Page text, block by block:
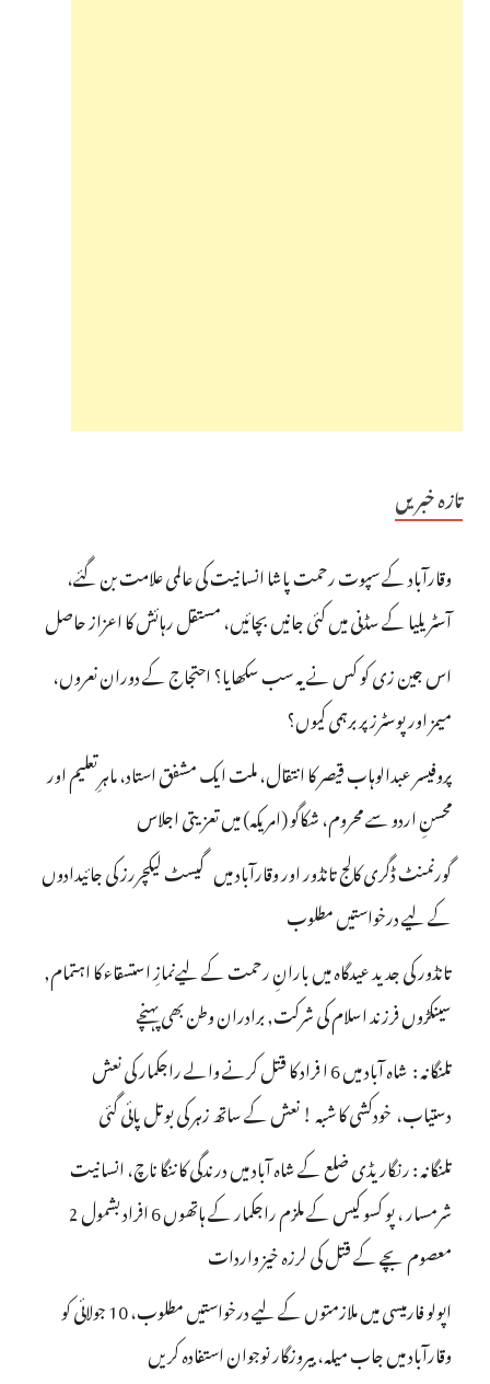
تازہ خبریں
وقارآباد کے سپوت رحمت پاشا انسانیت کی عالمی علامت بن گئے،
آسٹریلیا کے سڈنی میں کئی جانیں بچائیں، مستقل رہائش کا اعزاز حاصل
اس جین زی کو کس نے یہ سب سکھایا؟ احتجاج کے دوران نعروں،
میمز اور پوسٹرز پر برہمی کیوں؟
پروفیسر عبدالوہاب قیصر کا انتقال، ملت ایک مشفق استاد، ماہرِتعلیم اور
محسنِ اردو سے محروم، شکاگو (امریکہ) میں تعزیتی اجلاس
گورنمنٹ ڈگری کالج تانڈور اور وقارآباد میں گیسٹ لیکچررز کی جائیدادوں
کے لیے درخواستیں مطلوب
تانڈور کی جدید عیدگاہ میں بارانِ رحمت کے لیےنمازِ استسقاء کا اہتمام,
سینکڑوں فرزند اسلام کی شرکت, برادران وطن بھی پہنچے
تلنگانہ : شاہ آباد میں 6 ا فراد کا قتل کرنے والے راجکمار کی نعش
دستیاب، خودکشی کا شبہ ! نعش کے ساتھ زہر کی بوتل پائی گئی
تلنگانہ : رنگاریڈی ضلع کے شاہ آباد میں درندگی کا ننگا ناچ، انسانیت
شرمسار ، پو کسو کیس کے ملزم راجکمار کے ہاتھوں 6 افراد بشمول 2
معصوم بچے کے قتل کی لرزہ خیز واردات
اپولو فارمیسی میں ملازمتوں کے لیے درخواستیں مطلوب، 10 جولائی کو
وقارآباد میں جاب میلہ، بیروزگار نوجوان استفادہ کریں